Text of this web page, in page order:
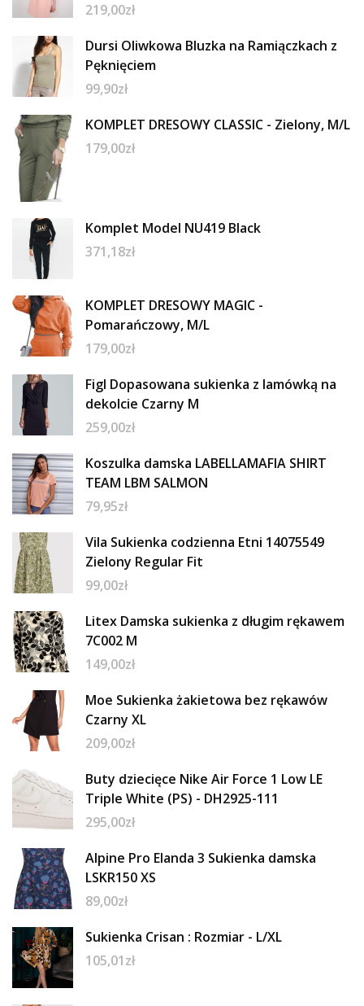
219,00zł
Dursi Oliwkowa Bluzka na Ramiączkach z
Pęknięciem
99,90zł
KOMPLET DRESOWY CLASSIC - Zielony, M/L
179,00zł
Komplet Model NU419 Black
371,18zł
KOMPLET DRESOWY MAGIC -
Pomarańczowy, M/L
179,00zł
Figl Dopasowana sukienka z lamówką na
dekolcie Czarny M
259,00zł
Koszulka damska LABELLAMAFIA SHIRT
TEAM LBM SALMON
79,95zł
Vila Sukienka codzienna Etni 14075549
Zielony Regular Fit
99,00zł
Litex Damska sukienka z długim rękawem
7C002 M
149,00zł
Moe Sukienka żakietowa bez rękawów
Czarny XL
209,00zł
Buty dziecięce Nike Air Force 1 Low LE
Triple White (PS) - DH2925-111
295,00zł
Alpine Pro Elanda 3 Sukienka damska
LSKR150 XS
89,00zł
Sukienka Crisan : Rozmiar - L/XL
105,01zł